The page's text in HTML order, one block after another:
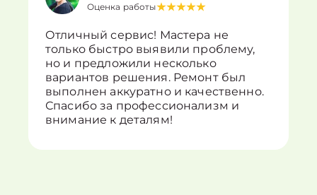
Оценка работы
Отличный сервис! Мастера не
только быстро выявили проблему,
но и предложили несколько
вариантов решения. Ремонт был
выполнен аккуратно и качественно.
Спасибо за профессионализм и
внимание к деталям!